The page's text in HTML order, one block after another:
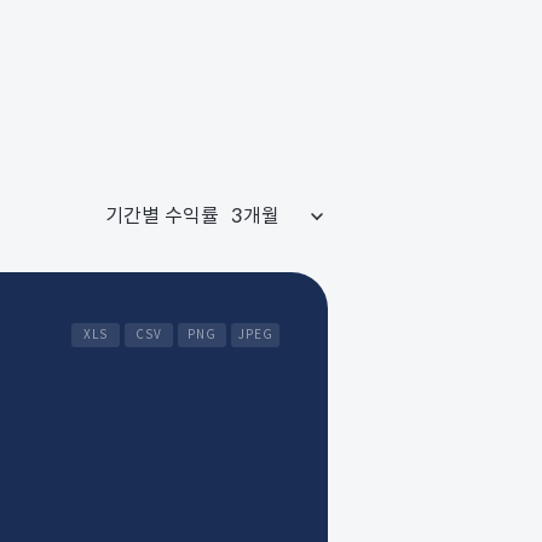
기간별 수익률
XLS CSV PNG JPEG